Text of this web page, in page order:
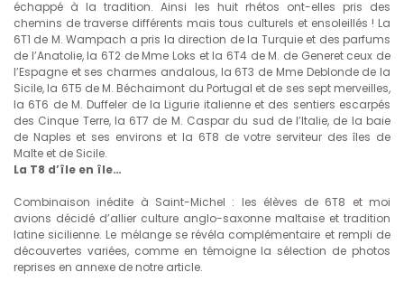
échappé à la tradition. Ainsi les huit rhétos ont-elles pris des
chemins de traverse différents mais tous culturels et ensoleillés ! La
6T1 de M. Wampach a pris la direction de la Turquie et des parfums
de l’Anatolie, la 6T2 de Mme Loks et la 6T4 de M. de Generet ceux de
l’Espagne et ses charmes andalous, la 6T3 de Mme Deblonde de la
Sicile, la 6T5 de M. Béchaimont du Portugal et de ses sept merveilles,
la 6T6 de M. Duffeler de la Ligurie italienne et des sentiers escarpés
des Cinque Terre, la 6T7 de M. Caspar du sud de l’Italie, de la baie
de Naples et ses environs et la 6T8 de votre serviteur des îles de
Malte et de Sicile.
La T8 d’île en île…
Combinaison inédite à Saint-Michel : les élèves de 6T8 et moi
avions décidé d’allier culture anglo-saxonne maltaise et tradition
latine sicilienne. Le mélange se révéla complémentaire et rempli de
découvertes variées, comme en témoigne la sélection de photos
reprises en annexe de notre article.